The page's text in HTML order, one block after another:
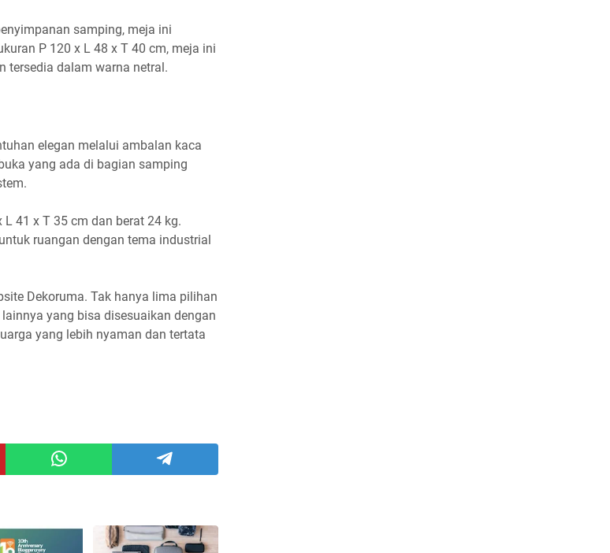
samping, meja ini
P 120 x L 48 x T 40 cm, meja ini
tersedia dalam warna netral.
elegan melalui ambalan kaca
yang ada di bagian samping
41 x T 35 cm dan berat 24 kg.
ruangan dengan tema industrial
Dekoruma. Tak hanya lima pilihan
yang bisa disesuaikan dengan
yang lebih nyaman dan tertata